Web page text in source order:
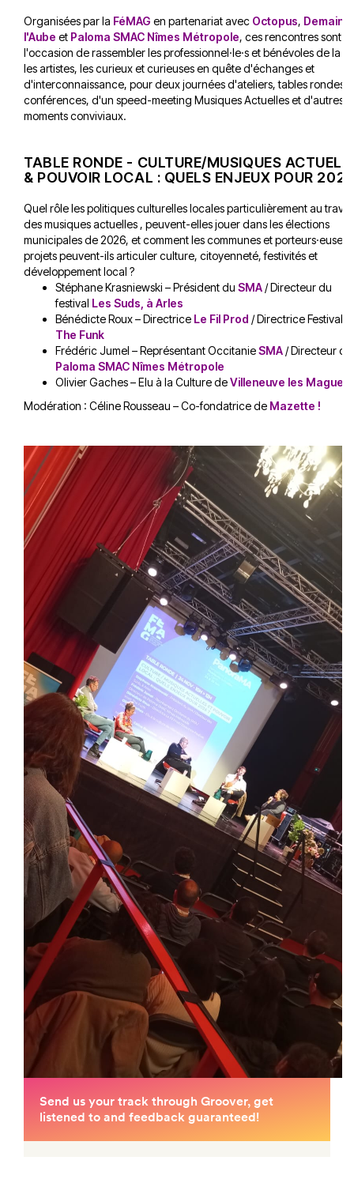
Organisées par la FéMAG en partenariat avec Octopus, Demain
l'Aube et Paloma SMAC Nîmes Métropole, ces rencontres sont
l'occasion de rassembler les professionnel·le·s et bénévoles de la
les artistes, les curieux et curieuses en quête d'échanges et
d'interconnaissance, pour deux journées d'ateliers, tables rondes,
conférences, d'un speed-meeting Musiques Actuelles et d'autres
moments conviviaux.
TABLE RONDE - CULTURE/MUSIQUES
& POUVOIR LOCAL : QUELS ENJEUX POUR
Quel rôle les politiques culturelles locales particulièrement au
des musiques actuelles , peuvent-elles jouer dans les élections
municipales de 2026, et comment les communes et porteurs·euses
projets peuvent-ils articuler culture, citoyenneté, festivités et
développement local ?
Stéphane Krasniewski – Président du SMA/ Directeur du
festival Les Suds, à Arles
Bénédicte Roux – Directrice Le Fil Prod / Directrice Festival
The Funk
Frédéric Jumel – Représentant OccitanieSMA/ Directeur de
Paloma SMAC Nîmes Métropole
Olivier Gaches – Elu à la Culture deVilleneuve les
Modération : Céline Rousseau – Co-fondatrice de Mazette !